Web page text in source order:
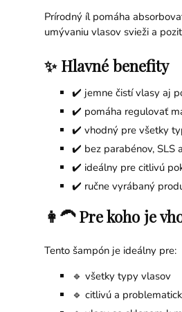
Prírodný íl pomáha
umývaniu vlasov svieži a
✨ Hlavné benefity
✔️ jemne čistí vlasy aj
✔️ pomáha regulovať
✔️ vhodný pre všetky
✔️ bez parabénov, SLS
✔️ ideálny pre citlivú
✔️ ručne vyrábaný
👩‍🦱 Pre koho je
Tento šampón je ideálny pre:
🔹 všetky typy vlasov
🔹 citlivú a